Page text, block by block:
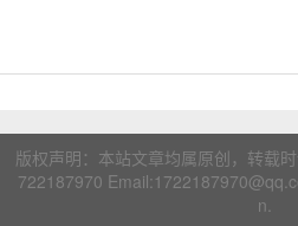
版权声明：本站文章均属原创，转载
722187970
n